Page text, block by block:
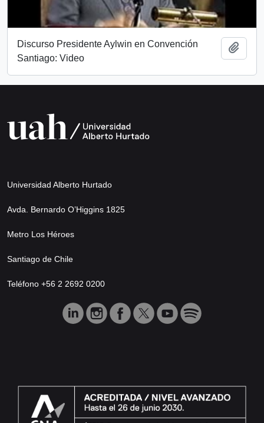
Discurso Presidente Aylwin en Convención
Santiago: Video
Universidad Alberto Hurtado
Avda. Bernardo O’Higgins 1825
Metro Los Héroes
Santiago de Chile
Teléfono +56 2 2692 0200